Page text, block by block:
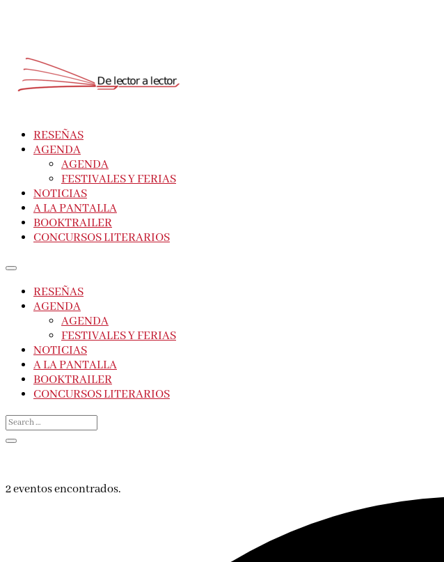
RESEÑAS
AGENDA
AGENDA
FESTIVALES Y FERIAS
NOTICIAS
A LA PANTALLA
BOOKTRAILER
CONCURSOS LITERARIOS
RESEÑAS
AGENDA
AGENDA
FESTIVALES Y FERIAS
NOTICIAS
A LA PANTALLA
BOOKTRAILER
CONCURSOS LITERARIOS
2 eventos encontrados.